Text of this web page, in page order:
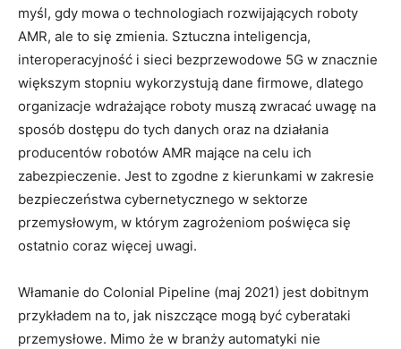
myśl, gdy mowa o technologiach rozwijających roboty
AMR, ale to się zmienia. Sztuczna inteligencja,
interoperacyjność i sieci bezprzewodowe 5G w znacznie
większym stopniu wykorzystują dane firmowe, dlatego
organizacje wdrażające roboty muszą zwracać uwagę na
sposób dostępu do tych danych oraz na działania
producentów robotów AMR mające na celu ich
zabezpieczenie. Jest to zgodne z kierunkami w zakresie
bezpieczeństwa cybernetycznego w sektorze
przemysłowym, w którym zagrożeniom poświęca się
ostatnio coraz więcej uwagi.
Włamanie do Colonial Pipeline (maj 2021) jest dobitnym
przykładem na to, jak niszczące mogą być cyberataki
przemysłowe. Mimo że w branży automatyki nie